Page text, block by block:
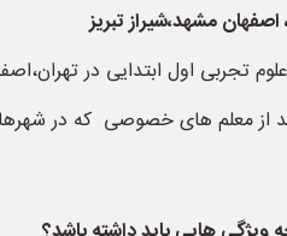
مشهد،شیراز تبریز
تجربی اول ابتدایی در
از معلم های خصوصی که در